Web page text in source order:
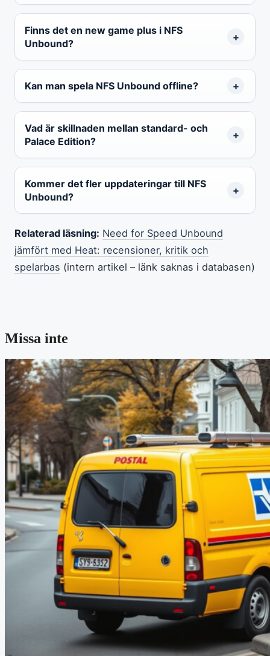
Finns det en new game plus i NFS
Unbound?
Kan man spela NFS Unbound offline?
Vad är skillnaden mellan standard- och
Palace Edition?
Kommer det fler uppdateringar till NFS
Unbound?
Relaterad läsning: Need for Speed Unbound
jämfört med Heat: recensioner, kritik och
spelarbas (intern artikel – länk saknas i databasen)
Missa inte